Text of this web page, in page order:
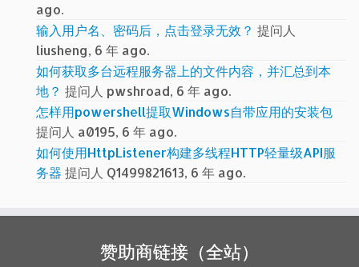
ago.
输入用户名、密码后，点击登录无效？ 提问人
liusheng, 6 年 ago.
如何获取多台远程服务器上的文件内容，并汇总到本
地？ 提问人 pwshroad, 6 年 ago.
怎样用powershell提取Windows自带应用的安装包
提问人 a0195, 6 年 ago.
如何使用HttpListener构建多线程HTTP轻量级API服
务器 提问人 Q1499821613, 6 年 ago.
赞助商链接（全站）